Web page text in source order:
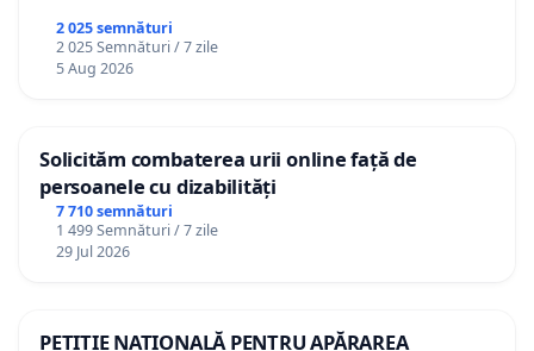
2 025 semnături
2 025 Semnături / 7 zile
5 Aug 2026
Solicităm combaterea urii online față de
persoanele cu dizabilități
7 710 semnături
1 499 Semnături / 7 zile
29 Jul 2026
PETIȚIE NAȚIONALĂ PENTRU APĂRAREA